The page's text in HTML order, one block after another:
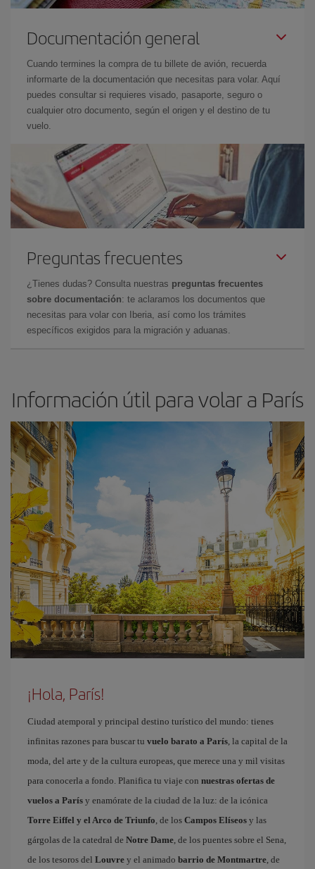
Documentación general
Cuando termines la compra de tu billete de avión, recuerda
informarte de la documentación que necesitas para volar. Aquí
puedes consultar si requieres visado, pasaporte, seguro o
cualquier otro documento, según el origen y el destino de tu
vuelo.
Preguntas frecuentes
¿Tienes dudas? Consulta nuestras preguntas frecuentes
sobre documentación: te aclaramos los documentos que
necesitas para volar con Iberia, así como los trámites
específicos exigidos para la migración y aduanas.
Información útil para volar a París
¡Hola, París!
Ciudad atemporal y principal destino turístico del mundo: tienes
infinitas razones para buscar tu vuelo barato a París, la capital de la
moda, del arte y de la cultura europeas, que merece una y mil visitas
para conocerla a fondo. Planifica tu viaje con nuestras ofertas de
vuelos a París y enamórate de la ciudad de la luz: de la icónica
Torre Eiffel y el Arco de Triunfo, de los Campos Elíseos y las
gárgolas de la catedral de Notre Dame, de los puentes sobre el Sena,
de los tesoros del Louvre y el animado barrio de Montmartre, de